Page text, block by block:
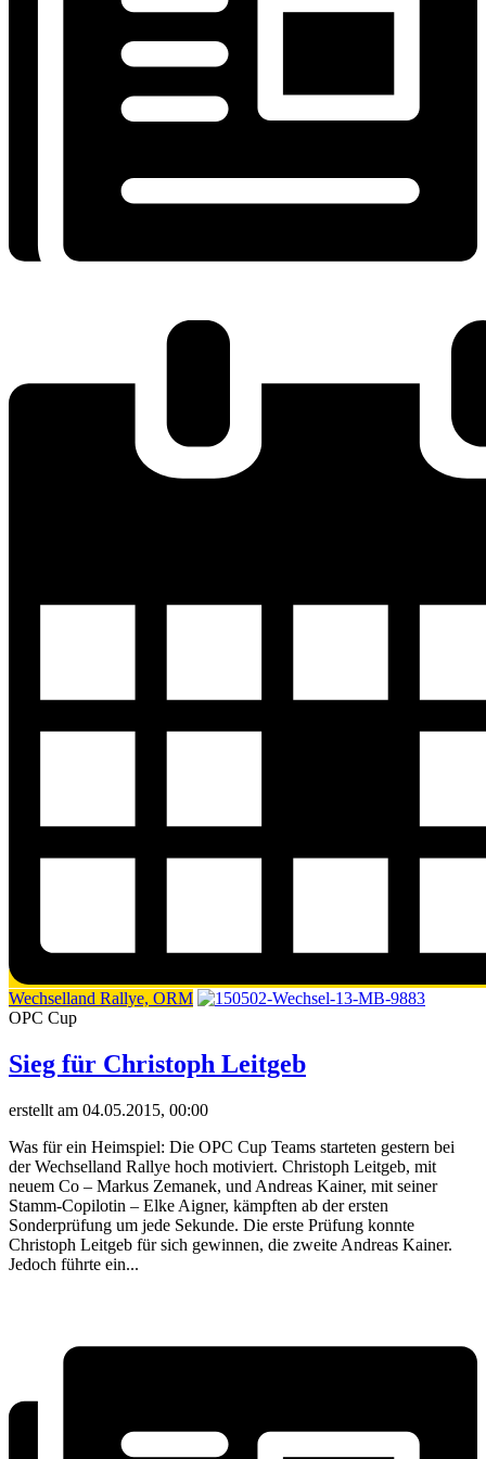
Wechselland Rallye, ORM
OPC Cup
Sieg für Christoph Leitgeb
erstellt am 04.05.2015, 00:00
Was für ein Heimspiel: Die OPC Cup Teams starteten gestern bei
der Wechselland Rallye hoch motiviert. Christoph Leitgeb, mit
neuem Co – Markus Zemanek, und Andreas Kainer, mit seiner
Stamm-Copilotin – Elke Aigner, kämpften ab der ersten
Sonderprüfung um jede Sekunde. Die erste Prüfung konnte
Christoph Leitgeb für sich gewinnen, die zweite Andreas Kainer.
Jedoch führte ein...